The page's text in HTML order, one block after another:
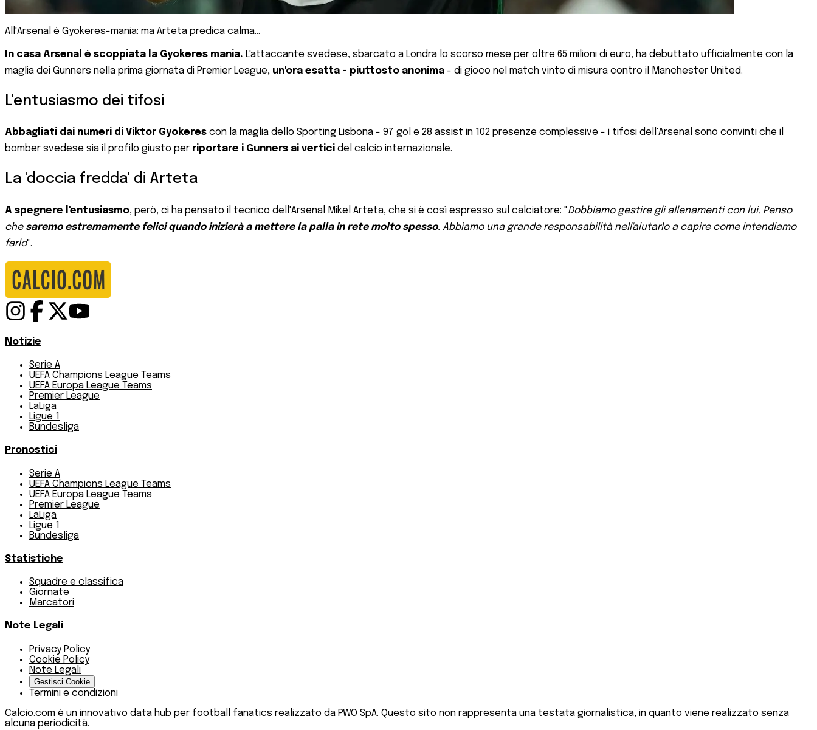
All'Arsenal è Gyokeres-mania: ma Arteta predica calma...
In casa Arsenal è scoppiata la Gyokeres mania. L'attaccante svedese, sbarcato a Londra lo scorso mese per oltre 65 milioni di euro, ha debuttato ufficialmente con la
maglia dei Gunners nella prima giornata di Premier League, un'ora esatta - piuttosto anonima - di gioco nel match vinto di misura contro il Manchester United.
L'entusiasmo dei tifosi
Abbagliati dai numeri di Viktor Gyokeres con la maglia dello Sporting Lisbona - 97 gol e 28 assist in 102 presenze complessive - i tifosi dell'Arsenal sono convinti che il
bomber svedese sia il profilo giusto per riportare i Gunners ai vertici del calcio internazionale.
La 'doccia fredda' di Arteta
A spegnere l'entusiasmo, però, ci ha pensato il tecnico dell'Arsenal Mikel Arteta, che si è così espresso sul calciatore: "Dobbiamo gestire gli allenamenti con lui. Penso
che saremo estremamente felici quando inizierà a mettere la palla in rete molto spesso. Abbiamo una grande responsabilità nell'aiutarlo a capire come intendiamo
farlo".
Notizie
Serie A
UEFA Champions League Teams
UEFA Europa League Teams
Premier League
LaLiga
Ligue 1
Bundesliga
Pronostici
Serie A
UEFA Champions League Teams
UEFA Europa League Teams
Premier League
LaLiga
Ligue 1
Bundesliga
Statistiche
Squadre e classifica
Giornate
Marcatori
Note Legali
Privacy Policy
Cookie Policy
Note Legali
Gestisci Cookie
Termini e condizioni
Calcio.com è un innovativo data hub per football fanatics realizzato da PWO SpA. Questo sito non rappresenta una testata giornalistica, in quanto viene realizzato senza
alcuna periodicità.